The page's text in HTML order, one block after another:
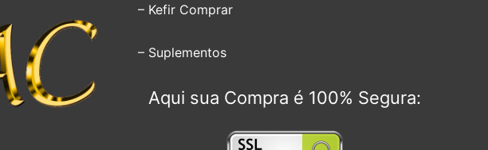
– Kefir Comprar
– Suplementos
Aqui sua Compra é 100% Segura: